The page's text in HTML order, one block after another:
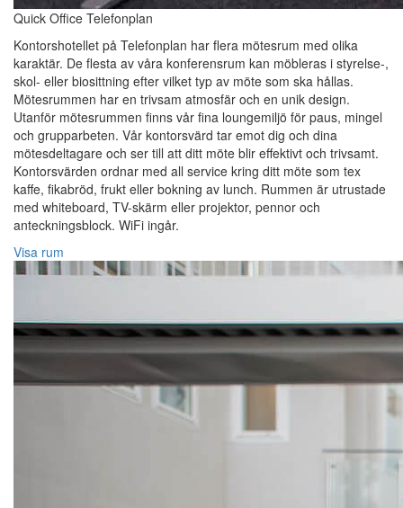
Quick Office Telefonplan
Kontorshotellet på Telefonplan har flera mötesrum med olika
karaktär. De flesta av våra konferensrum kan möbleras i styrelse-,
skol- eller biosittning efter vilket typ av möte som ska hållas.
Mötesrummen har en trivsam atmosfär och en unik design.
Utanför mötesrummen finns vår fina loungemiljö för paus, mingel
och grupparbeten. Vår kontorsvärd tar emot dig och dina
mötesdeltagare och ser till att ditt möte blir effektivt och trivsamt.
Kontorsvärden ordnar med all service kring ditt möte som tex
kaffe, fikabröd, frukt eller bokning av lunch. Rummen är utrustade
med whiteboard, TV-skärm eller projektor, pennor och
anteckningsblock. WiFi ingår.
Visa rum